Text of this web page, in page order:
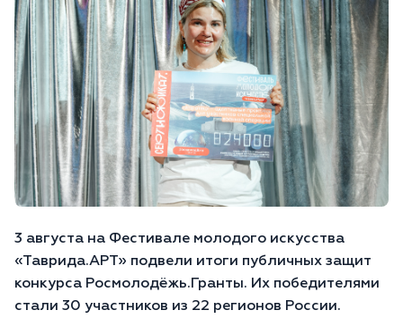
3 августа на Фестивале молодого искусства
«Таврида.АРТ» подвели итоги публичных защит
конкурса Росмолодёжь.Гранты. Их победителями
стали 30 участников из 22 регионов России.